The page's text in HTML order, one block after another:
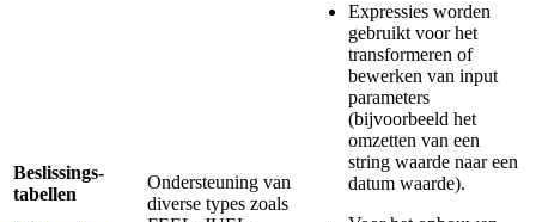
Beslissings-
tabellen
Ondersteuning van
diverse types zoals
Expressies worden
gebruikt voor het
transformeren of
bewerken van input
parameters
(bijvoorbeeld het
omzetten van een
string waarde naar een
datum waarde).